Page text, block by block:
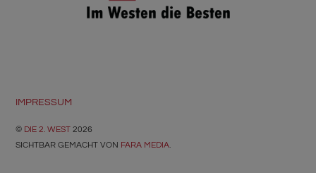
IMPRESSUM
© DIE 2. WEST 2026
SICHTBAR GEMACHT VON FARA MEDIA.